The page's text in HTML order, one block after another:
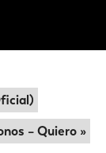
– Quiero »